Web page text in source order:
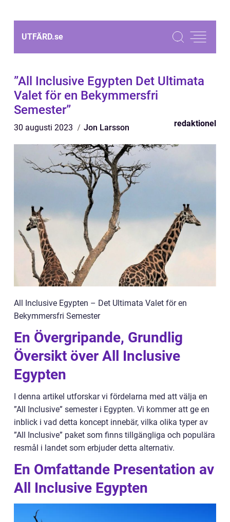
UTFÄRD.se
”All Inclusive Egypten Det Ultimata
Valet för en Bekymmersfri
Semester”
30 augusti 2023 Jon Larsson redaktionel
All Inclusive Egypten – Det Ultimata Valet för en
Bekymmersfri Semester
En Övergripande, Grundlig
Översikt över All Inclusive
Egypten
I denna artikel utforskar vi fördelarna med att välja en
”All Inclusive” semester i Egypten. Vi kommer att ge en
inblick i vad detta koncept innebär, vilka olika typer av
”All Inclusive” paket som finns tillgängliga och populära
resmål i landet som erbjuder detta alternativ.
En Omfattande Presentation av
All Inclusive Egypten